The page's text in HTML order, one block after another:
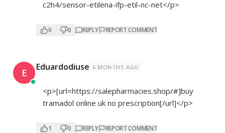
c2h4/sensor-etilena-ifp-etil-nc-net</p>
0 0 REPLY REPORT COMMENT
E Eduardodiuse 6 MONTHS AGO
<p>[url=https://salepharmacies.shop/#]buy
tramadol online uk no prescription[/url]</p>
1 0 REPLY REPORT COMMENT